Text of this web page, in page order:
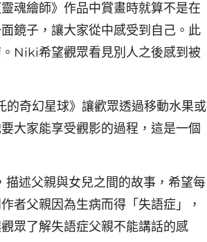
魂繪師》作品中賞畫時就算不是在
鏡子，讓大家從中感受到自己。此
Niki希望觀眾看見別人之後感到被
奇幻星球》讓歡眾透過移動水果或
大家能享受觀影的過程，這是一個
述父親與女兒之間的故事，希望每
者父親因為生病而得「失語症」，
眾了解失語症父親不能講話的感